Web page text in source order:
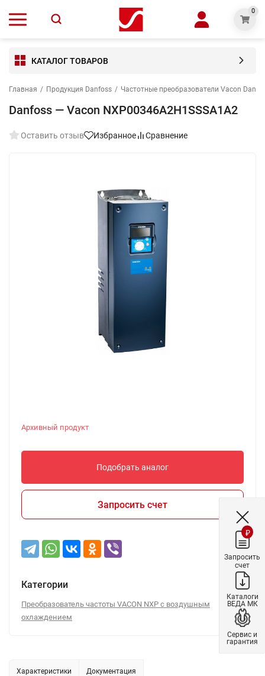
0
КАТАЛОГ ТОВАРОВ
Главная / Продукция Danfoss / Частотные преобразователи Vacon
Danfoss — Vacon NXP00346A2H1SSSA1A2
Оставить отзыв Избранное Сравнение
Архивный продукт
Подобрать аналог
Запросить счет
Категории
Преобразователь частоты VACON NXP c воздушным
охлаждением
Характеристики Документация
₽
Запросить
счет
Каталоги
ВЕДА МК
Сервис и
гарантия